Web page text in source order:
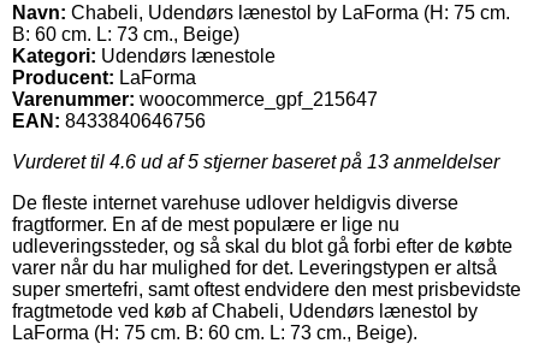
Navn: Chabeli, Udendørs lænestol by LaForma (H: 75 cm.
B: 60 cm. L: 73 cm., Beige)
Kategori: Udendørs lænestole
Producent: LaForma
Varenummer: woocommerce_gpf_215647
EAN: 8433840646756
Vurderet til 4.6 ud af 5 stjerner baseret på 13 anmeldelser
De fleste internet varehuse udlover heldigvis diverse
fragtformer. En af de mest populære er lige nu
udleveringssteder, og så skal du blot gå forbi efter de købte
varer når du har mulighed for det. Leveringstypen er altså
super smertefri, samt oftest endvidere den mest prisbevidste
fragtmetode ved køb af Chabeli, Udendørs lænestol by
LaForma (H: 75 cm. B: 60 cm. L: 73 cm., Beige).